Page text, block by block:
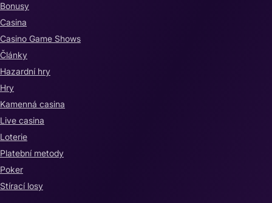
Bonusy
Casina
Casino Game Shows
Články
Hazardní hry
Hry
Kamenná casina
Live casina
Loterie
Platební metody
Poker
Stírací losy